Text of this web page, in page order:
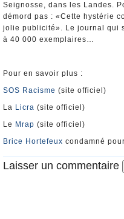
Seignosse, dans les Landes.
démord pas : «Cette hystérie
jolie publicité». Le journal qui
à 40 000 exemplaires…
Pour en savoir plus :
SOS Racisme (site officiel)
La Licra (site officiel)
Le Mrap (site officiel)
Brice Hortefeux condamné
Laisser un commentaire